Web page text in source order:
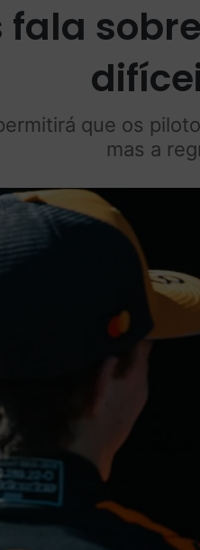
fala
que os
mas a